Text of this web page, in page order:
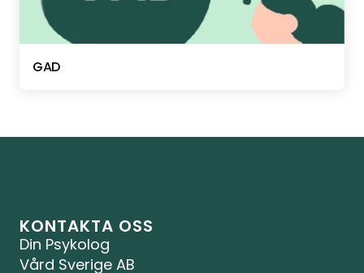
GAD
KONTAKTA OSS
Din Psykolog
Vård Sverige AB